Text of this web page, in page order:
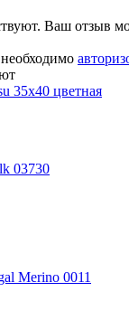
Ваш отзыв
35x40 цветная
03730
Merino 0011